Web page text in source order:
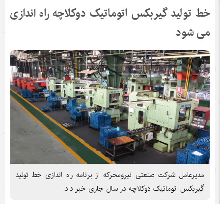
خط تولید گیربکس اتوماتیک دوکلاچه راه اندازی
می شود
مدیرعامل شرکت صنعتی نیرومحرکه از برنامه راه اندازی خط تولید
گیربکس اتوماتیک دوکلاچه در سال جاری خبر داد.